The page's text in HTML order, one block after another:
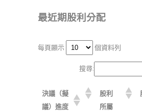
最近期股利分配
每頁顯示 個資料列
搜尋:
決議（擬
議）進度
股利
所屬